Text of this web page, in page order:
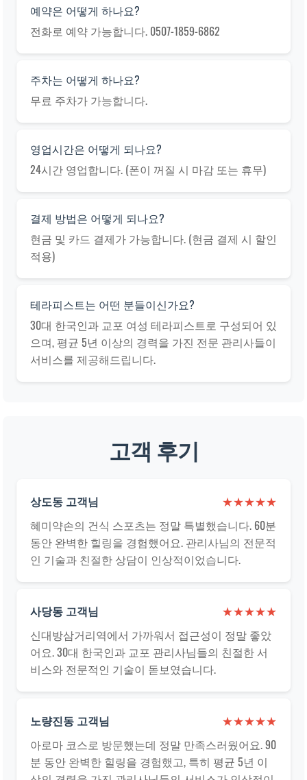
예약은 어떻게 하나요?
전화로 예약 가능합니다. 0507-1859-6862
주차는 어떻게 하나요?
무료 주차가 가능합니다.
영업시간은 어떻게 되나요?
24시간 영업합니다. (폰이 꺼질 시 마감 또는 휴무)
결제 방법은 어떻게 되나요?
현금 및 카드 결제가 가능합니다. (현금 결제 시 할인
적용)
테라피스트는 어떤 분들이신가요?
30대 한국인과 교포 여성 테라피스트로 구성되어 있
으며, 평균 5년 이상의 경력을 가진 전문 관리사들이
서비스를 제공해드립니다.
고객 후기
상도동 고객님
★★★★★
혜미약손의 건식 스포츠는 정말 특별했습니다. 60분
동안 완벽한 힐링을 경험했어요. 관리사님의 전문적
인 기술과 친절한 상담이 인상적이었습니다.
사당동 고객님
★★★★★
신대방삼거리역에서 가까워서 접근성이 정말 좋았
어요. 30대 한국인과 교포 관리사님들의 친절한 서
비스와 전문적인 기술이 돋보였습니다.
노량진동 고객님
★★★★★
아로마 코스로 방문했는데 정말 만족스러웠어요. 90
분 동안 완벽한 힐링을 경험했고, 특히 평균 5년 이